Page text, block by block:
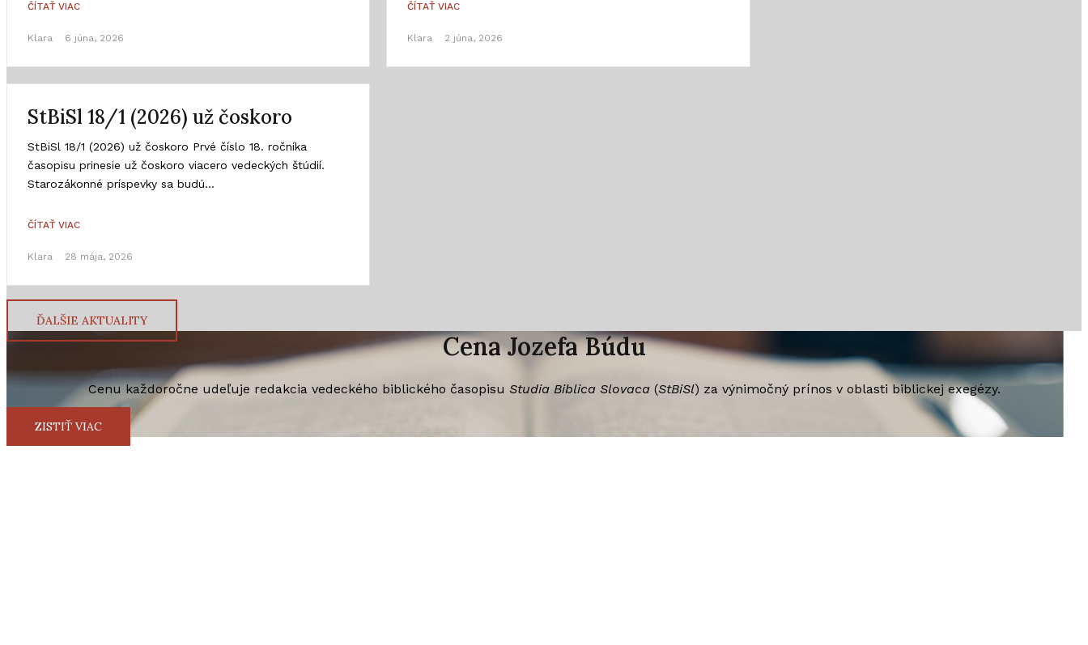
ČÍTAŤ VIAC
Klara 6 júna, 2026
ČÍTAŤ VIAC
Klara 2 júna, 2026
StBiSl 18/1 (2026) už čoskoro
StBiSl 18/1 (2026) už čoskoro Prvé číslo 18. ročníka
časopisu prinesie už čoskoro viacero vedeckých štúdií.
Starozákonné príspevky sa budú...
ČÍTAŤ VIAC
Klara 28 mája, 2026
ĎALŠIE AKTUALITY
Cena Jozefa Búdu
Cenu každoročne udeľuje redakcia vedeckého biblického časopisu Studia Biblica Slovaca(StBiSl) za výnimočný prínos v oblasti biblickej exegézy.
ZISTIŤ VIAC